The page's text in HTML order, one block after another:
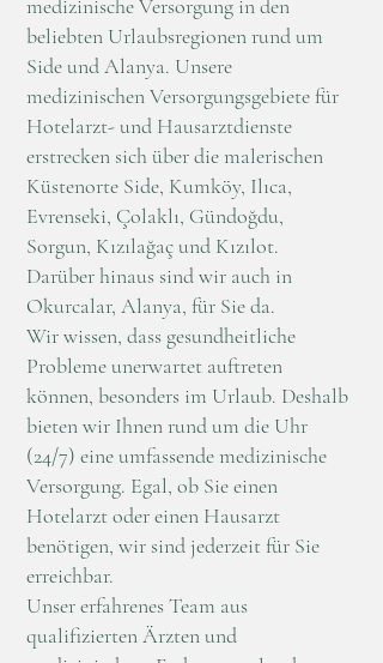
medizinische Versorgung in den
beliebten Urlaubsregionen rund um
Side und Alanya. Unsere
medizinischen Versorgungsgebiete für
Hotelarzt- und Hausarztdienste
erstrecken sich über die malerischen
Küstenorte Side, Kumköy, Ilıca,
Evrenseki, Çolaklı, Gündoğdu,
Sorgun, Kızılağaç und Kızılot.
Darüber hinaus sind wir auch in
Okurcalar, Alanya, für Sie da.
Wir wissen, dass gesundheitliche
Probleme unerwartet auftreten
können, besonders im Urlaub. Deshalb
bieten wir Ihnen rund um die Uhr
(24/7) eine umfassende medizinische
Versorgung. Egal, ob Sie einen
Hotelarzt oder einen Hausarzt
benötigen, wir sind jederzeit für Sie
erreichbar.
Unser erfahrenes Team aus
qualifizierten Ärzten und